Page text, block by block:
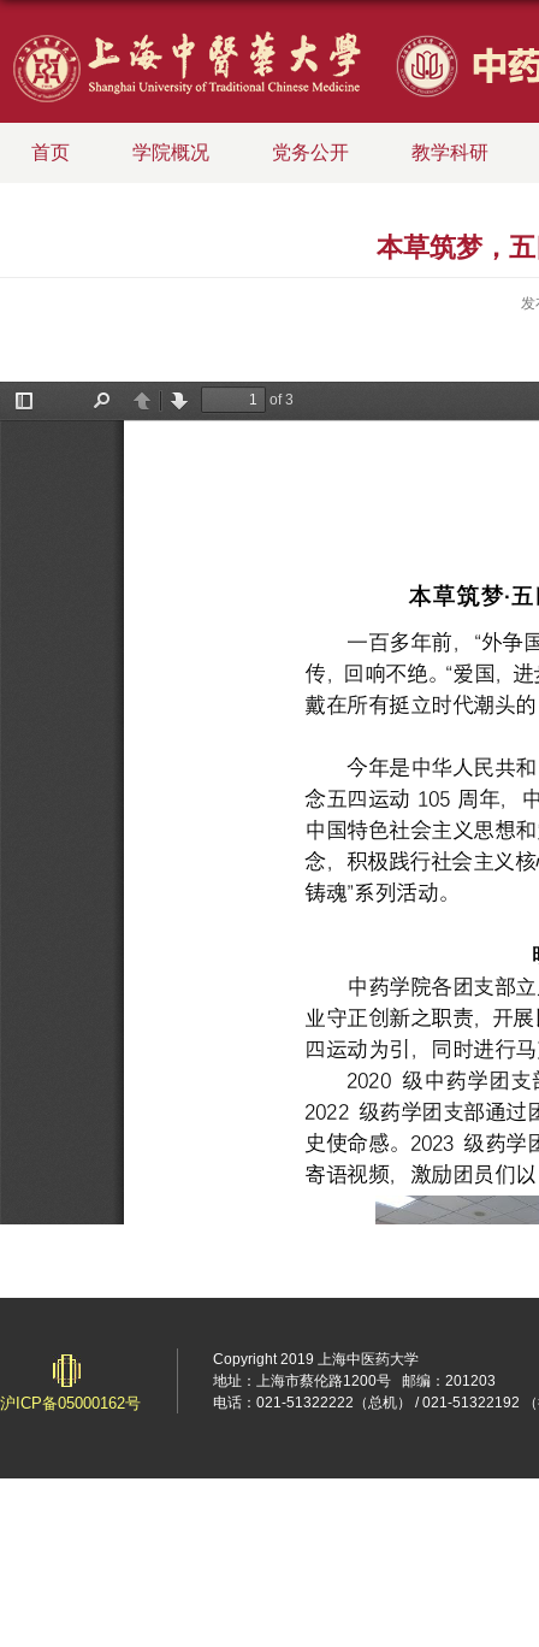
首页 学院概况 党务公开 教学科研
本草筑梦，
发
沪ICP备05000162号
Copyright 2019 上海中医药大学
地址：上海市蔡伦路1200号
邮编：201203
电话：021-51322222（总机） / 021-51322192